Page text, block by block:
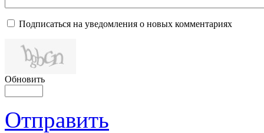
Подписаться на уведомления о новых комментариях
Обновить
Отправить